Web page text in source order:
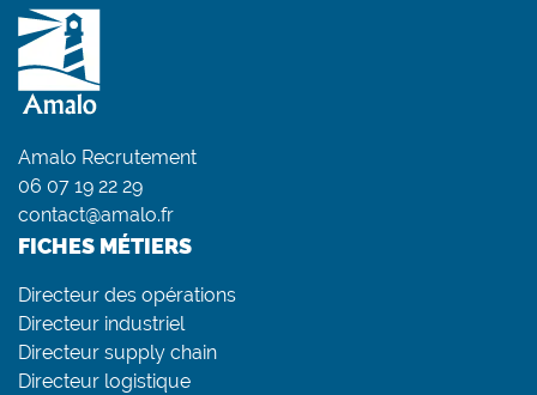
Amalo Recrutement
06 07 19 22 29
contact@amalo.fr
FICHES MÉTIERS
Directeur des opérations
Directeur industriel
Directeur supply chain
Directeur logistique